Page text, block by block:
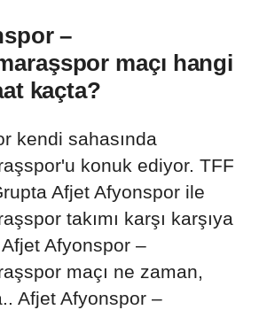
–
maçı hangi
kaçta?
kendi sahasında
konuk ediyor. TFF
Afjet Afyonspor ile
takımı karşı karşıya
Afyonspor –
maçı ne zaman,
Afjet Afyonspor –